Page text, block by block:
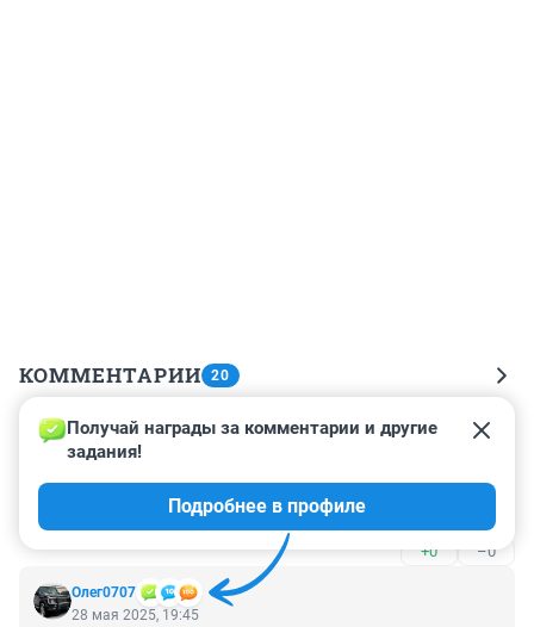
КОММЕНТАРИИ 20
Гость
29 мая 2025, 19:10
Это паб, кого надо паб. Очень странно, что
+0 –0
Олег0707
Получай награды за комментарии и другие
задания!
Подробнее в профиле
28 мая 2025, 19:45